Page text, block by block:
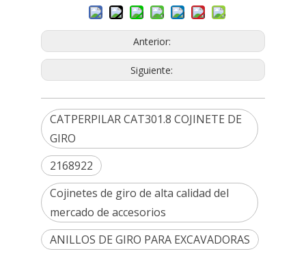
Anterior:
Siguiente:
CATPERPILAR CAT301.8 COJINETE DE
GIRO
2168922
Cojinetes de giro de alta calidad del
mercado de accesorios
ANILLOS DE GIRO PARA EXCAVADORAS